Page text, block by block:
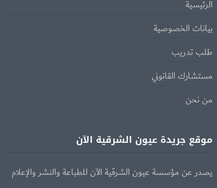
الرئيسية
بيانات الخصوصية
طلب تدريب
مستشارك القانوني
من نحن
موقع جريدة عيون الشرقية الآن
يصدر عن مؤسسة عيون الشرقية الآن للطباعة والنشر والإعلام